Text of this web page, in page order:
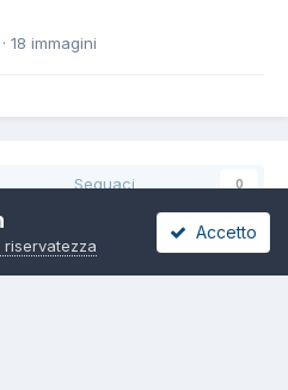
· 18 immagini
Seguaci 0
Accetto